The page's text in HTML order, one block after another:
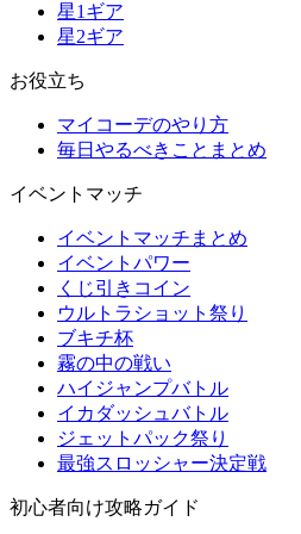
星1ギア
星2ギア
お役立ち
マイコーデのやり方
毎日やるべきことまとめ
イベントマッチ
イベントマッチまとめ
イベントパワー
くじ引きコイン
ウルトラショット祭り
ブキチ杯
霧の中の戦い
ハイジャンプバトル
イカダッシュバトル
ジェットパック祭り
最強スロッシャー決定戦
初心者向け攻略ガイド